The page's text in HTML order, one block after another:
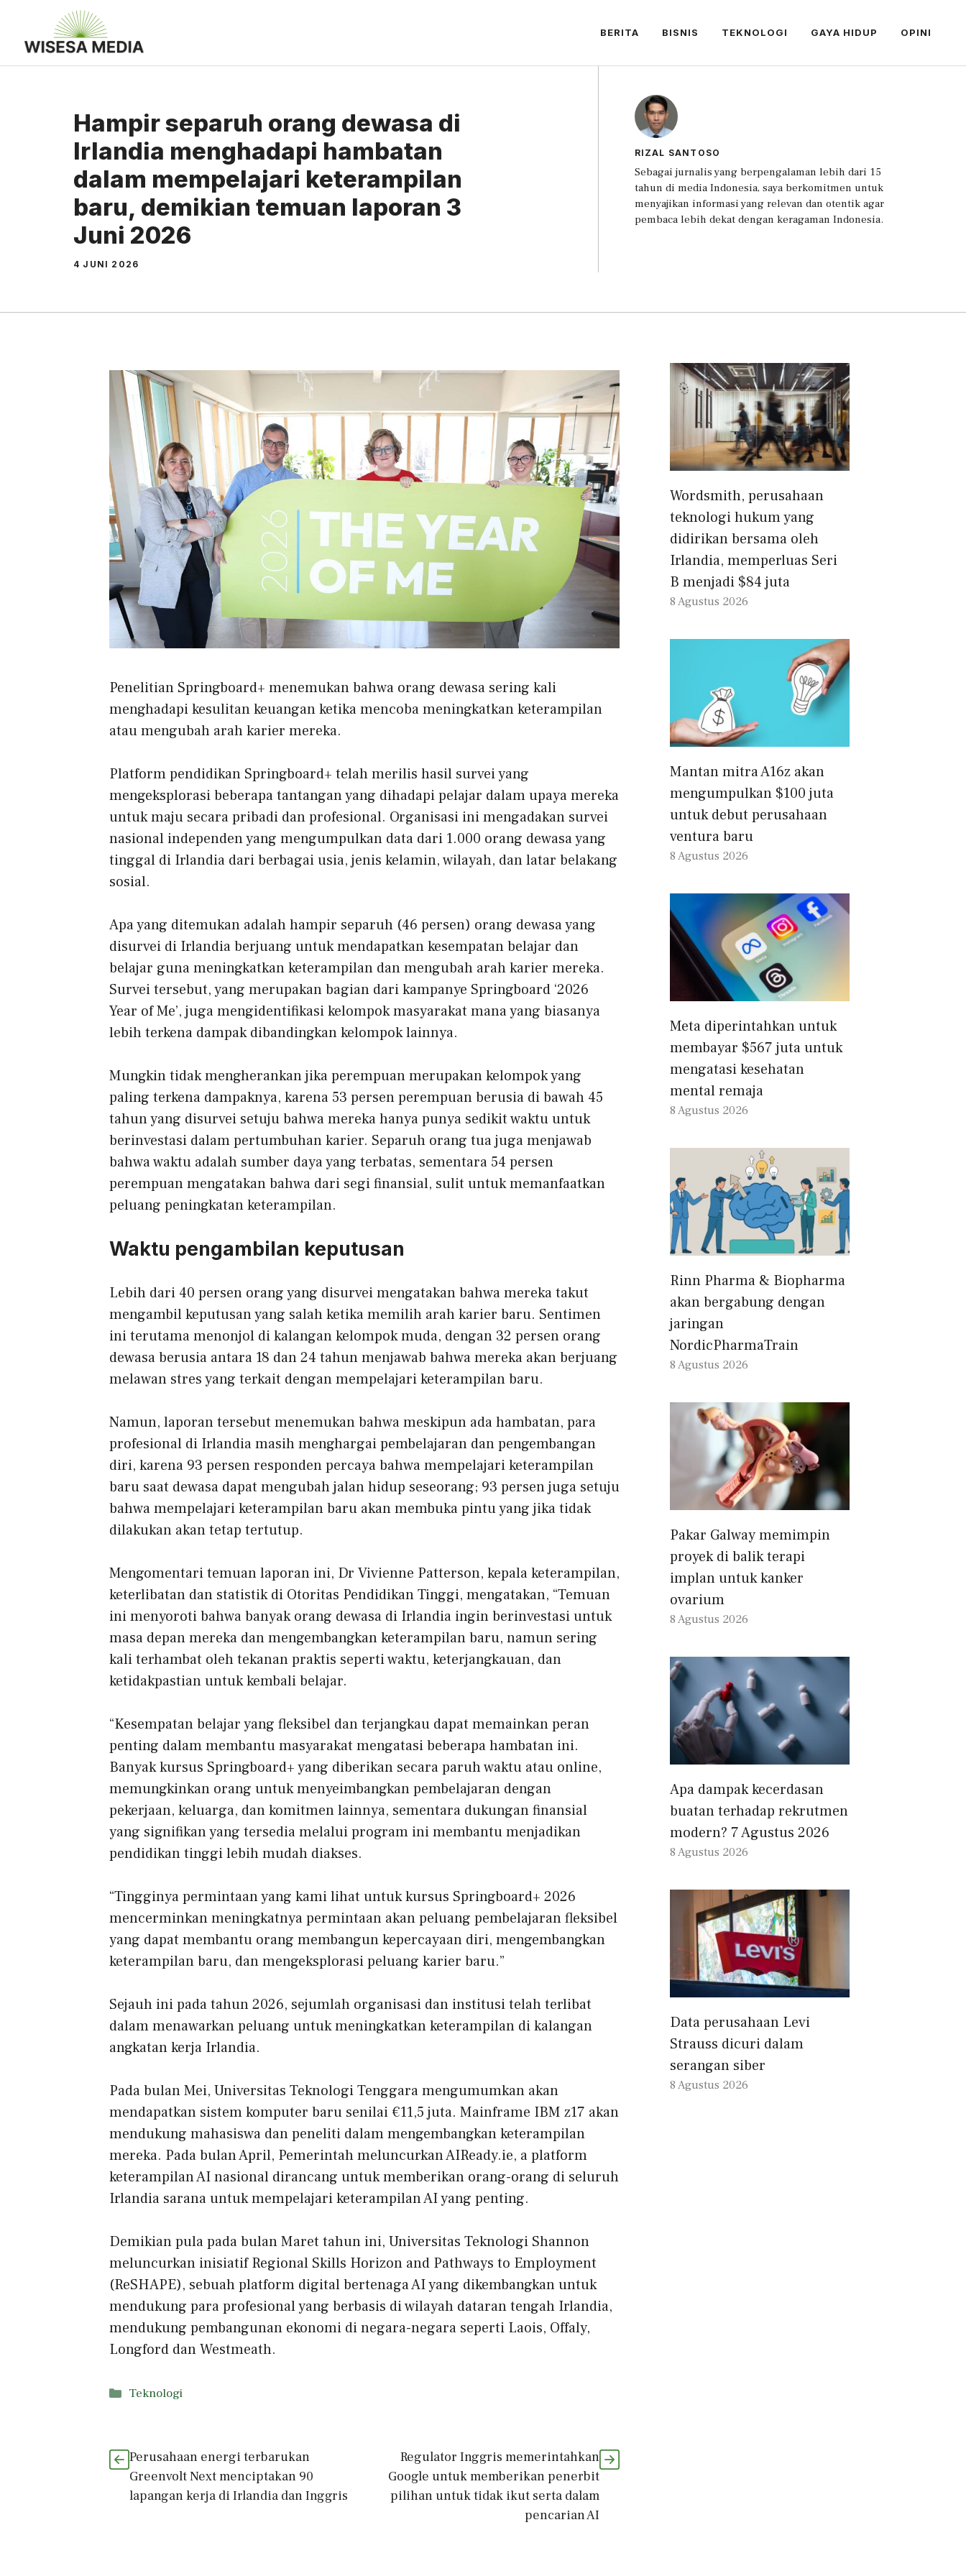
BERITA BISNIS TEKNOLOGI GAYA HIDUP OPINI
Hampir separuh orang dewasa di
Irlandia menghadapi hambatan
dalam mempelajari keterampilan
baru, demikian temuan laporan 3
Juni 2026
4 JUNI 2026
RIZAL SANTOSO
Sebagai jurnalis yang berpengalaman lebih dari 15
tahun di media Indonesia, saya berkomitmen untuk
menyajikan informasi yang relevan dan otentik agar
pembaca lebih dekat dengan keragaman Indonesia.
Penelitian Springboard+ menemukan bahwa orang dewasa sering kali
menghadapi kesulitan keuangan ketika mencoba meningkatkan keterampilan
atau mengubah arah karier mereka.
Platform pendidikan Springboard+ telah merilis hasil survei yang
mengeksplorasi beberapa tantangan yang dihadapi pelajar dalam upaya mereka
untuk maju secara pribadi dan profesional. Organisasi ini mengadakan survei
nasional independen yang mengumpulkan data dari 1.000 orang dewasa yang
tinggal di Irlandia dari berbagai usia, jenis kelamin, wilayah, dan latar belakang
sosial.
Apa yang ditemukan adalah hampir separuh (46 persen) orang dewasa yang
disurvei di Irlandia berjuang untuk mendapatkan kesempatan belajar dan
belajar guna meningkatkan keterampilan dan mengubah arah karier mereka.
Survei tersebut, yang merupakan bagian dari kampanye Springboard ‘2026
Year of Me’, juga mengidentifikasi kelompok masyarakat mana yang biasanya
lebih terkena dampak dibandingkan kelompok lainnya.
Mungkin tidak mengherankan jika perempuan merupakan kelompok yang
paling terkena dampaknya, karena 53 persen perempuan berusia di bawah 45
tahun yang disurvei setuju bahwa mereka hanya punya sedikit waktu untuk
berinvestasi dalam pertumbuhan karier. Separuh orang tua juga menjawab
bahwa waktu adalah sumber daya yang terbatas, sementara 54 persen
perempuan mengatakan bahwa dari segi finansial, sulit untuk memanfaatkan
peluang peningkatan keterampilan.
Waktu pengambilan keputusan
Lebih dari 40 persen orang yang disurvei mengatakan bahwa mereka takut
mengambil keputusan yang salah ketika memilih arah karier baru. Sentimen
ini terutama menonjol di kalangan kelompok muda, dengan 32 persen orang
dewasa berusia antara 18 dan 24 tahun menjawab bahwa mereka akan berjuang
melawan stres yang terkait dengan mempelajari keterampilan baru.
Namun, laporan tersebut menemukan bahwa meskipun ada hambatan, para
profesional di Irlandia masih menghargai pembelajaran dan pengembangan
diri, karena 93 persen responden percaya bahwa mempelajari keterampilan
baru saat dewasa dapat mengubah jalan hidup seseorang; 93 persen juga setuju
bahwa mempelajari keterampilan baru akan membuka pintu yang jika tidak
dilakukan akan tetap tertutup.
Mengomentari temuan laporan ini, Dr Vivienne Patterson, kepala keterampilan,
keterlibatan dan statistik di Otoritas Pendidikan Tinggi, mengatakan, “Temuan
ini menyoroti bahwa banyak orang dewasa di Irlandia ingin berinvestasi untuk
masa depan mereka dan mengembangkan keterampilan baru, namun sering
kali terhambat oleh tekanan praktis seperti waktu, keterjangkauan, dan
ketidakpastian untuk kembali belajar.
“Kesempatan belajar yang fleksibel dan terjangkau dapat memainkan peran
penting dalam membantu masyarakat mengatasi beberapa hambatan ini.
Banyak kursus Springboard+ yang diberikan secara paruh waktu atau online,
memungkinkan orang untuk menyeimbangkan pembelajaran dengan
pekerjaan, keluarga, dan komitmen lainnya, sementara dukungan finansial
yang signifikan yang tersedia melalui program ini membantu menjadikan
pendidikan tinggi lebih mudah diakses.
“Tingginya permintaan yang kami lihat untuk kursus Springboard+ 2026
mencerminkan meningkatnya permintaan akan peluang pembelajaran fleksibel
yang dapat membantu orang membangun kepercayaan diri, mengembangkan
keterampilan baru, dan mengeksplorasi peluang karier baru.”
Sejauh ini pada tahun 2026, sejumlah organisasi dan institusi telah terlibat
dalam menawarkan peluang untuk meningkatkan keterampilan di kalangan
angkatan kerja Irlandia.
Pada bulan Mei, Universitas Teknologi Tenggaramengumumkan akan
mendapatkan sistem komputer baru senilai €11,5 juta. Mainframe IBM z17 akan
mendukung mahasiswa dan peneliti dalam mengembangkan keterampilan
mereka. Pada bulan April, Pemerintah meluncurkan AIReady.ie, aplatform
keterampilan AI nasional dirancang untuk memberikan orang-orang di seluruh
Irlandia sarana untuk mempelajari keterampilan AI yang penting.
Demikian pula pada bulan Maret tahun ini, Universitas Teknologi Shannon
meluncurkan inisiatif Regional Skills Horizon and Pathways to Employment
(ReSHAPE), sebuah platform digital bertenaga AI yang dikembangkan untuk
mendukung para profesional yang berbasis di wilayah dataran tengah Irlandia,
mendukung pembangunan ekonomi di negara-negara seperti Laois, Offaly,
Longford dan Westmeath.
Kategori
Teknologi
Perusahaan energi terbarukan
Greenvolt Next menciptakan 90
lapangan kerja di Irlandia dan Inggris
Regulator Inggris memerintahkan
Google untuk memberikan penerbit
pilihan untuk tidak ikut serta dalam
pencarian AI
Wordsmith, perusahaan
teknologi hukum yang
didirikan bersama oleh
Irlandia, memperluas Seri
B menjadi $84 juta
8 Agustus 2026
Mantan mitra A16z akan
mengumpulkan $100 juta
untuk debut perusahaan
ventura baru
8 Agustus 2026
Meta diperintahkan untuk
membayar $567 juta untuk
mengatasi kesehatan
mental remaja
8 Agustus 2026
Rinn Pharma & Biopharma
akan bergabung dengan
jaringan
NordicPharmaTrain
8 Agustus 2026
Pakar Galway memimpin
proyek di balik terapi
implan untuk kanker
ovarium
8 Agustus 2026
Apa dampak kecerdasan
buatan terhadap rekrutmen
modern? 7 Agustus 2026
8 Agustus 2026
Data perusahaan Levi
Strauss dicuri dalam
serangan siber
8 Agustus 2026